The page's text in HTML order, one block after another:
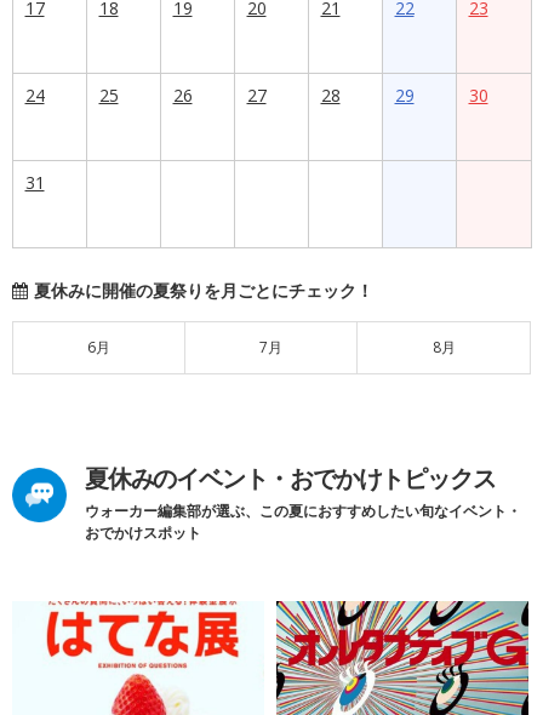
17 18 19 20 21 22 23
24 25 26 27 28 29 30
31
夏休みに開催の夏祭りを月ごとにチェック！
6月 7月 8月
夏休みのイベント・おでかけトピックス
ウォーカー編集部が選ぶ、この夏におすすめしたい旬なイベント・
おでかけスポット